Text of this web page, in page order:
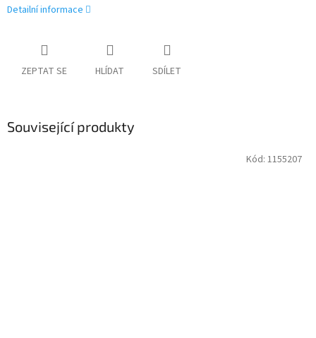
Detailní informace
ZEPTAT SE HLÍDAT SDÍLET
Související produkty
Kód: 1155207